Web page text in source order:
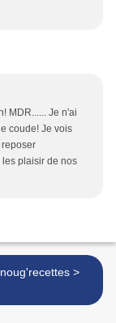
MDR...... Je n'ai
coude! Je vois
plaisir de nos
Les Nanoug'recettes >